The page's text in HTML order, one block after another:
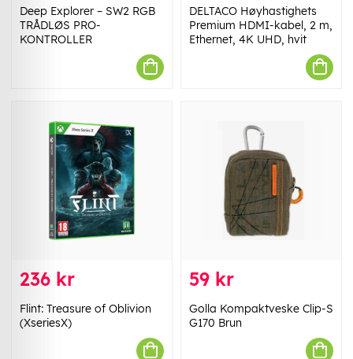
Deep Explorer – SW2 RGB
TRÅDLØS PRO-
KONTROLLER
DELTACO Høyhastighets
Premium HDMI-kabel, 2 m,
Ethernet, 4K UHD, hvit
236 kr
Flint: Treasure of Oblivion
(XseriesX)
59 kr
Golla Kompaktveske Clip-S
G170 Brun